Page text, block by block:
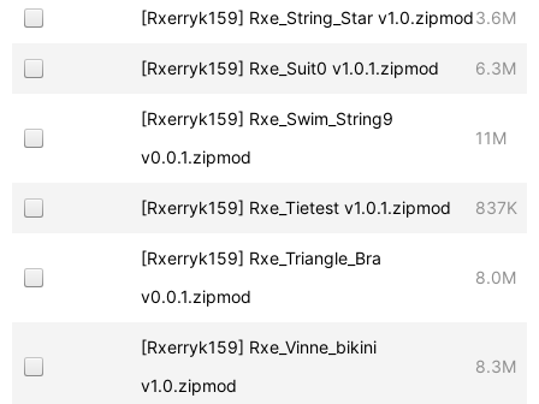
[Rxerryk159] Rxe_String_Star v1.0.zipmod3.6M
[Rxerryk159] Rxe_Suit0 v1.0.1.zipmod 6.3M
[Rxerryk159] Rxe_Swim_String9
v0.0.1.zipmod
11M
[Rxerryk159] Rxe_Tietest v1.0.1.zipmod 837K
[Rxerryk159] Rxe_Triangle_Bra
v0.0.1.zipmod
8.0M
[Rxerryk159] Rxe_Vinne_bikini
v1.0.zipmod
8.3M